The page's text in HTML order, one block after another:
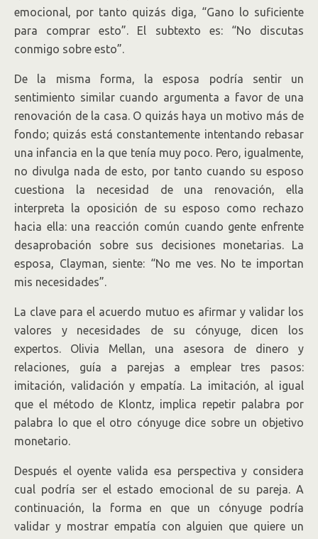
emocional, por tanto quizás diga, “Gano lo suficiente
para comprar esto”. El subtexto es: “No discutas
conmigo sobre esto”.
De la misma forma, la esposa podría sentir un
sentimiento similar cuando argumenta a favor de una
renovación de la casa. O quizás haya un motivo más de
fondo; quizás está constantemente intentando rebasar
una infancia en la que tenía muy poco. Pero, igualmente,
no divulga nada de esto, por tanto cuando su esposo
cuestiona la necesidad de una renovación, ella
interpreta la oposición de su esposo como rechazo
hacia ella: una reacción común cuando gente enfrente
desaprobación sobre sus decisiones monetarias. La
esposa, Clayman, siente: “No me ves. No te importan
mis necesidades”.
La clave para el acuerdo mutuo es afirmar y validar los
valores y necesidades de su cónyuge, dicen los
expertos. Olivia Mellan, una asesora de dinero y
relaciones, guía a parejas a emplear tres pasos:
imitación, validación y empatía. La imitación, al igual
que el método de Klontz, implica repetir palabra por
palabra lo que el otro cónyuge dice sobre un objetivo
monetario.
Después el oyente valida esa perspectiva y considera
cual podría ser el estado emocional de su pareja. A
continuación, la forma en que un cónyuge podría
validar y mostrar empatía con alguien que quiere un